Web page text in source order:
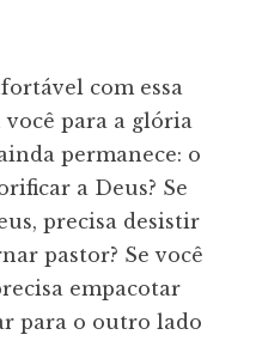
com essa
para a glória
permanece: o
a Deus? Se
precisa desistir
pastor? Se você
empacotar
para o outro lado